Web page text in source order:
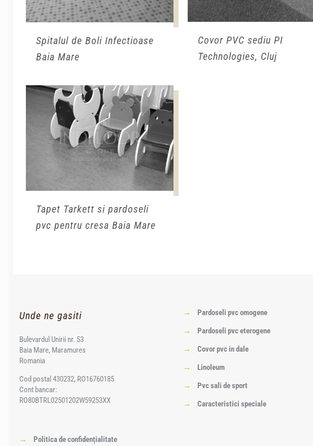
Spitalul de Boli Infectioase
Baia Mare
Covor PVC sediu PI
Technologies, Cluj
Tapet Tarkett si pardoseli
pvc pentru cresa Baia Mare
Unde ne gasiti
Bulevardul Unirii nr. 53
Baia Mare, Maramures
Romania
Cod postal 430232, RO16760185
Cont bancar:
RO80BTRL02501202W59253XX
→ Politica de confidențialitate
→
Pardoseli pvc omogene
→
Pardoseli pvc eterogene
→
Covor pvc in dale
→
Linoleum
→
Pvc sali de sport
→
Caracteristici speciale